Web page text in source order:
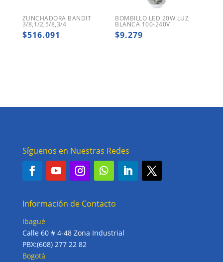
ZUNCHADORA BANDIT
3/8,1/2,5/8,3/4
$516.091
BOMBILLO LED 20W LUZ
BLANCA 100-240V
$9.279
Síguenos en Nuestras Redes
Información de Contacto
Ibagué
Calle 60 # 4-48 Zona Industrial
PBX:(608) 277 22 82
Bogotá